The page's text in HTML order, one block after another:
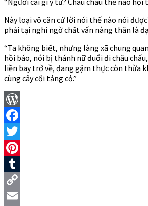
Này loại vô căn cứ lời nói thế nào nói
phải tại nghi ngờ chất vấn nàng thân là
“Ta không biết, nhưng làng xã chung
hồi báo, nói bị thánh nữ đuổi đi châu
liền bay trở về, đang gặm thực còn thừa
cùng cây cối tảng cỏ.”
WordPress
Facebook
Twitter
Pinterest
Tumblr
Copy